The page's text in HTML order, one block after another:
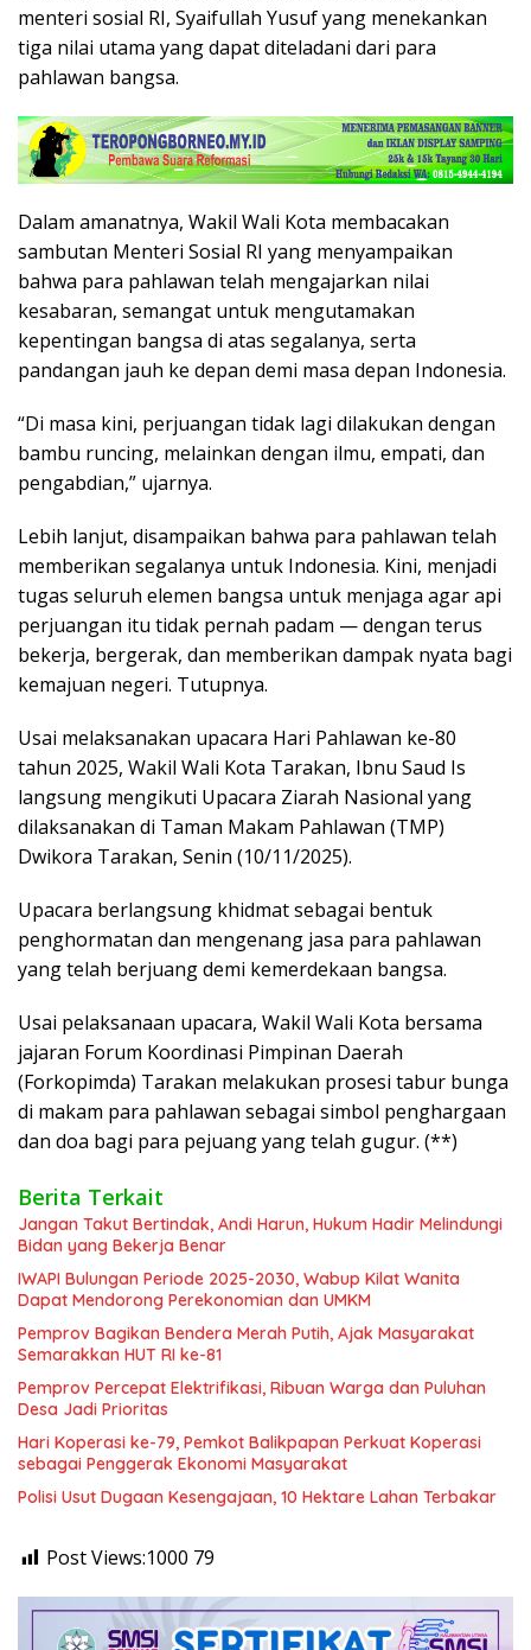
menteri sosial RI, Syaifullah Yusuf yang menekankan
tiga nilai utama yang dapat diteladani dari para
pahlawan bangsa.
Dalam amanatnya, Wakil Wali Kota membacakan
sambutan Menteri Sosial RI yang menyampaikan
bahwa para pahlawan telah mengajarkan nilai
kesabaran, semangat untuk mengutamakan
kepentingan bangsa di atas segalanya, serta
pandangan jauh ke depan demi masa depan Indonesia.
“Di masa kini, perjuangan tidak lagi dilakukan dengan
bambu runcing, melainkan dengan ilmu, empati, dan
pengabdian,” ujarnya.
Lebih lanjut, disampaikan bahwa para pahlawan telah
memberikan segalanya untuk Indonesia. Kini, menjadi
tugas seluruh elemen bangsa untuk menjaga agar api
perjuangan itu tidak pernah padam — dengan terus
bekerja, bergerak, dan memberikan dampak nyata bagi
kemajuan negeri. Tutupnya.
Usai melaksanakan upacara Hari Pahlawan ke-80
tahun 2025, Wakil Wali Kota Tarakan, Ibnu Saud Is
langsung mengikuti Upacara Ziarah Nasional yang
dilaksanakan di Taman Makam Pahlawan (TMP)
Dwikora Tarakan, Senin (10/11/2025).
Upacara berlangsung khidmat sebagai bentuk
penghormatan dan mengenang jasa para pahlawan
yang telah berjuang demi kemerdekaan bangsa.
Usai pelaksanaan upacara, Wakil Wali Kota bersama
jajaran Forum Koordinasi Pimpinan Daerah
(Forkopimda) Tarakan melakukan prosesi tabur bunga
di makam para pahlawan sebagai simbol penghargaan
dan doa bagi para pejuang yang telah gugur. (**)
Berita Terkait
Jangan Takut Bertindak, Andi Harun, Hukum Hadir Melindungi
Bidan yang Bekerja Benar
IWAPI Bulungan Periode 2025-2030, Wabup Kilat Wanita
Dapat Mendorong Perekonomian dan UMKM
Pemprov Bagikan Bendera Merah Putih, Ajak Masyarakat
Semarakkan HUT RI ke-81
Pemprov Percepat Elektrifikasi, Ribuan Warga dan Puluhan
Desa Jadi Prioritas
Hari Koperasi ke-79, Pemkot Balikpapan Perkuat Koperasi
sebagai Penggerak Ekonomi Masyarakat
Polisi Usut Dugaan Kesengajaan, 10 Hektare Lahan Terbakar
Post Views:1000 79